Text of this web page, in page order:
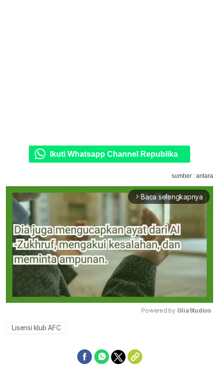
Ikuti Whatsapp Channel Republika
sumber : antara
arrow_forward_ios Baca selengkapnya
Powered by GliaStudios
Lisensi klub AFC